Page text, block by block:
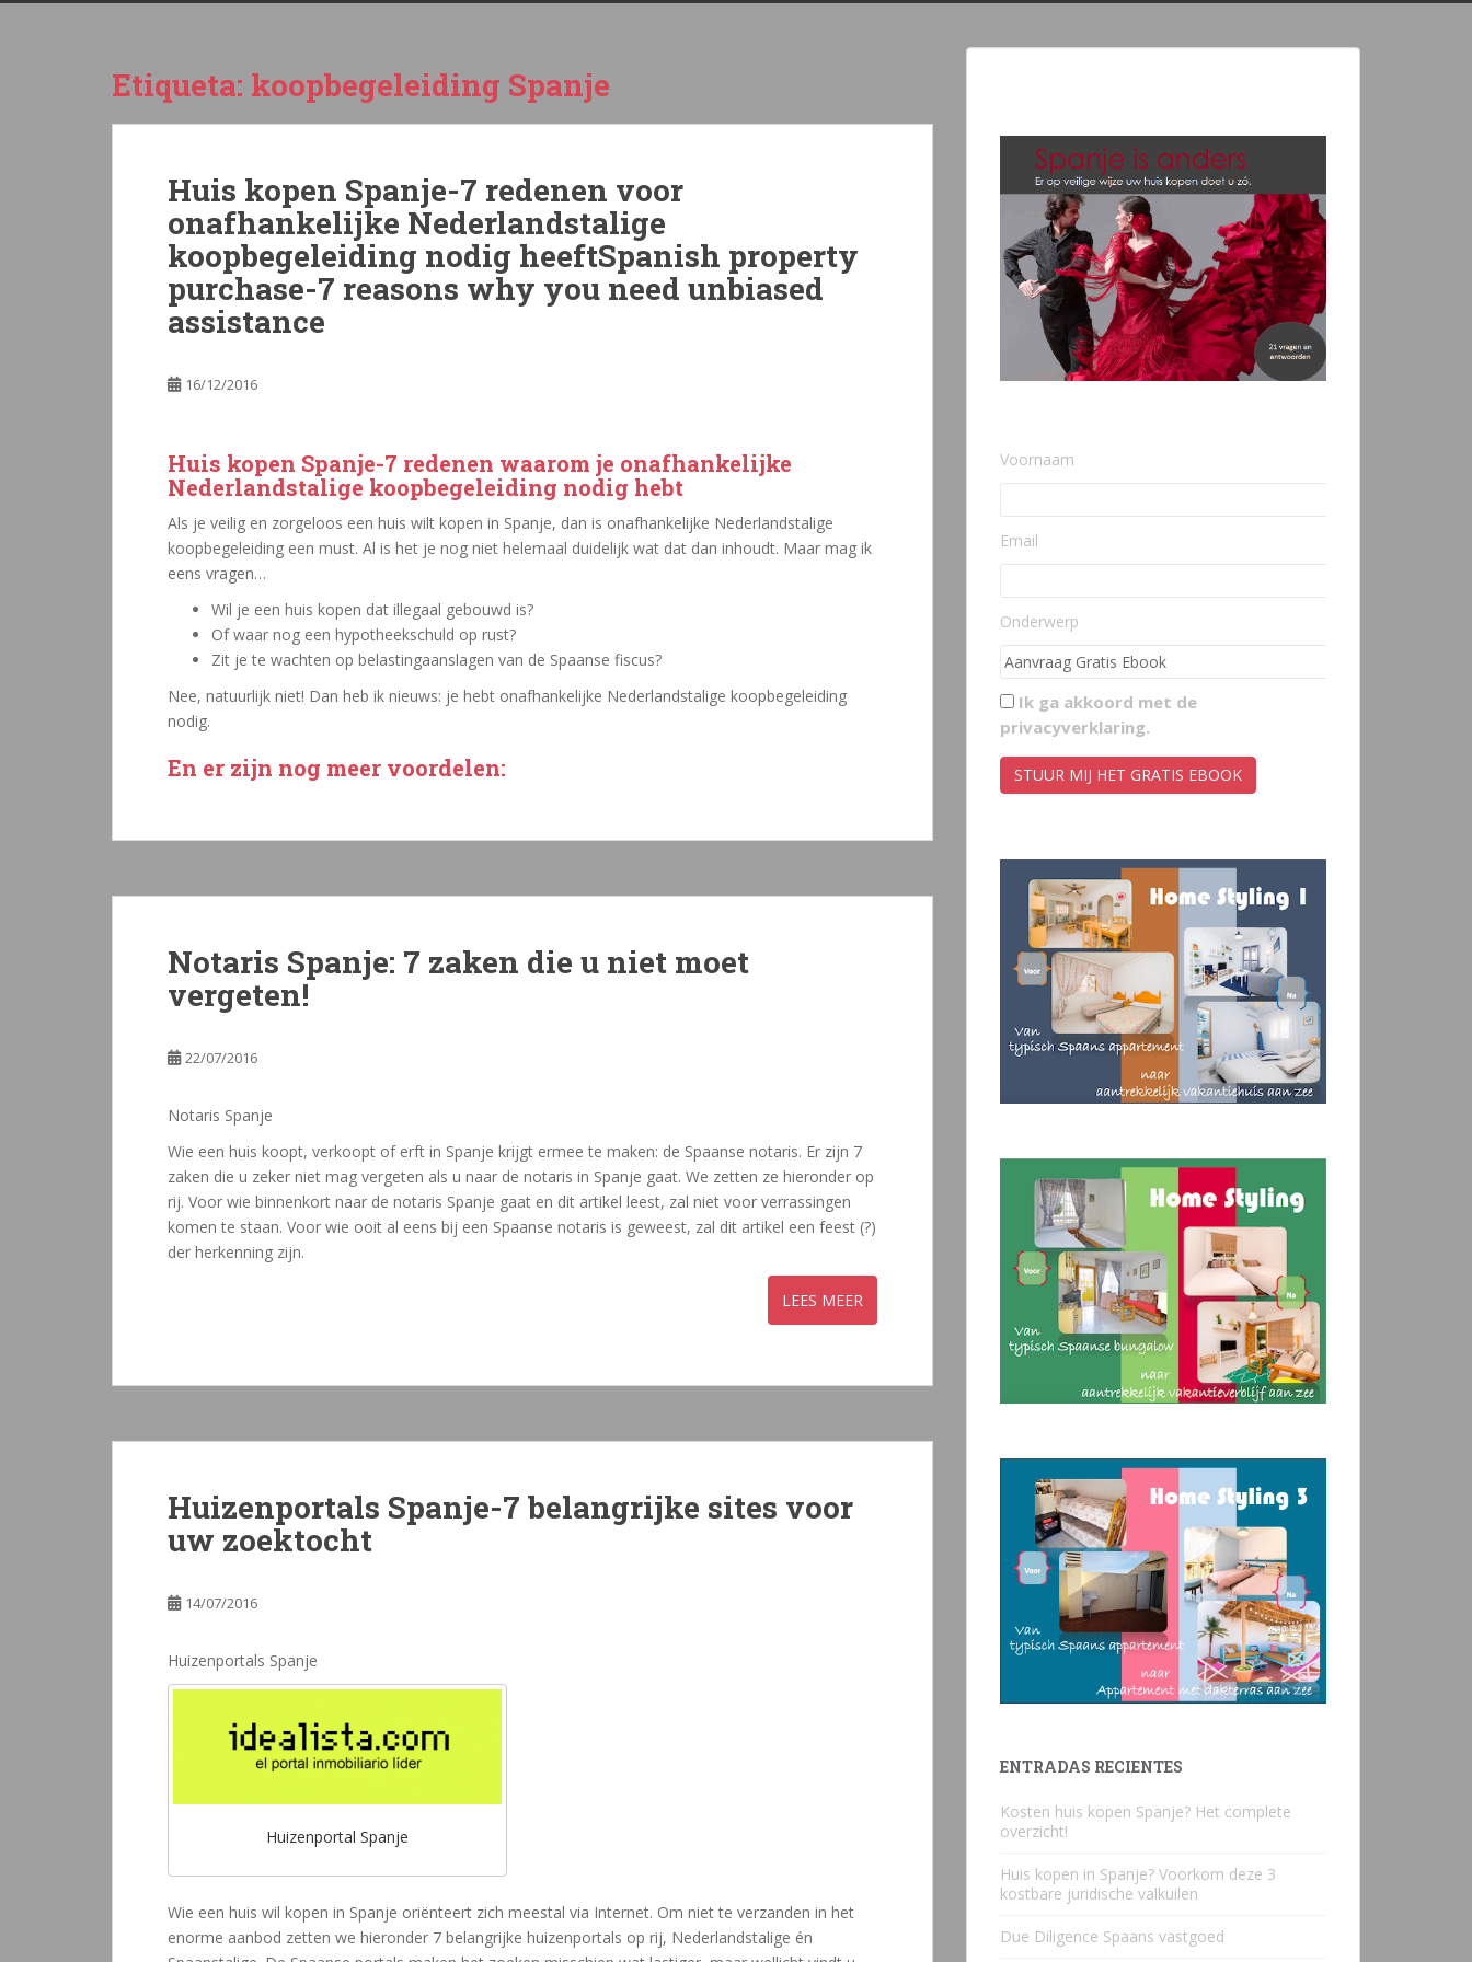
Etiqueta: koopbegeleiding Spanje
Huis kopen Spanje-7 redenen voor
onafhankelijke Nederlandstalige
koopbegeleiding nodig heeftSpanish property
purchase-7 reasons why you need unbiased
assistance
16/12/2016
Huis kopen Spanje-7 redenen waarom je onafhankelijke
Nederlandstalige koopbegeleiding nodig hebt
Als je veilig en zorgeloos een huis wilt kopen in Spanje, dan is onafhankelijke Nederlandstalige
koopbegeleiding een must. Al is het je nog niet helemaal duidelijk wat dat dan inhoudt. Maar mag ik
eens vragen…
Wil je een huis kopen dat illegaal gebouwd is?
Of waar nog een hypotheekschuld op rust?
Zit je te wachten op belastingaanslagen van de Spaanse fiscus?
Nee, natuurlijk niet! Dan heb ik nieuws: je hebt onafhankelijke Nederlandstalige koopbegeleiding
nodig.
En er zijn nog meer voordelen:
Notaris Spanje: 7 zaken die u niet moet
vergeten!
22/07/2016
Notaris Spanje
Wie een huis koopt, verkoopt of erft in Spanje krijgt ermee te maken: de Spaanse notaris. Er zijn 7
zaken die u zeker niet mag vergeten als u naar de notaris in Spanje gaat. We zetten ze hieronder op
rij. Voor wie binnenkort naar de notaris Spanje gaat en dit artikel leest, zal niet voor verrassingen
komen te staan. Voor wie ooit al eens bij een Spaanse notaris is geweest, zal dit artikel een feest (?)
der herkenning zijn.
Huizenportals Spanje-7 belangrijke sites voor
uw zoektocht
14/07/2016
Huizenportals Spanje
Huizenportal Spanje
Wie een huis wil kopen in Spanje oriënteert zich meestal via Internet. Om niet te verzanden in het
enorme aanbod zetten we hieronder 7 belangrijke huizenportals op rij, Nederlandstalige én
Voornaam
Email
Onderwerp
Ik ga akkoord met de
privacyverklaring.
ENTRADAS RECIENTES
Kosten huis kopen Spanje? Het complete
overzicht!
Huis kopen in Spanje? Voorkom deze 3
kostbare juridische valkuilen
Due Diligence Spaans vastgoed